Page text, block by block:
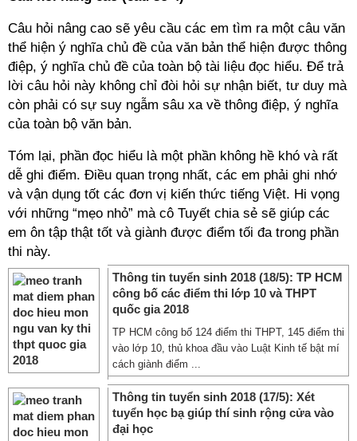
Câu hỏi nâng cao sẽ yêu cầu các em tìm ra một câu văn
thể hiện ý nghĩa chủ đề của văn bản thể hiện được thông
điệp, ý nghĩa chủ đề của toàn bộ tài liệu đọc hiểu. Để trả
lời câu hỏi này không chỉ đòi hỏi sự nhận biết, tư duy mà
còn phải có sự suy ngẫm sâu xa về thông điệp, ý nghĩa
của toàn bộ văn bản.
Tóm lại, phần đọc hiểu là một phần không hề khó và rất
dễ ghi điểm. Điều quan trọng nhất, các em phải ghi nhớ
và vận dụng tốt các đơn vị kiến thức tiếng Việt. Hi vọng
với những “mẹo nhỏ” mà cô Tuyết chia sẻ sẽ giúp các
em ôn tập thật tốt và giành được điểm tối đa trong phần
thi này.
Thông tin tuyển sinh 2018 (18/5): TP HCM
công bố các điểm thi lớp 10 và THPT
quốc gia 2018
TP HCM công bố 124 điểm thi THPT, 145 điểm thi
vào lớp 10, thủ khoa đầu vào Luật Kinh tế bật mí
cách giành điểm ...
Thông tin tuyển sinh 2018 (17/5): Xét
tuyển học bạ giúp thí sinh rộng cửa vào
đại học